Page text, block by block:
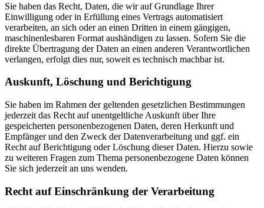
Sie haben das Recht, Daten, die wir auf Grundlage Ihrer
Einwilligung oder in Erfüllung eines Vertrags automatisiert
verarbeiten, an sich oder an einen Dritten in einem gängigen,
maschinenlesbaren Format aushändigen zu lassen. Sofern Sie die
direkte Übertragung der Daten an einen anderen Verantwortlichen
verlangen, erfolgt dies nur, soweit es technisch machbar ist.
Auskunft, Löschung und Berichtigung
Sie haben im Rahmen der geltenden gesetzlichen Bestimmungen
jederzeit das Recht auf unentgeltliche Auskunft über Ihre
gespeicherten personenbezogenen Daten, deren Herkunft und
Empfänger und den Zweck der Datenverarbeitung und ggf. ein
Recht auf Berichtigung oder Löschung dieser Daten. Hierzu sowie
zu weiteren Fragen zum Thema personenbezogene Daten können
Sie sich jederzeit an uns wenden.
Recht auf Einschränkung der Verarbeitung